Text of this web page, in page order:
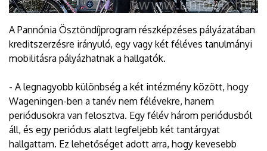
A Pannónia Ösztöndíjprogram részképzéses pályázatában
kreditszerzésre irányuló, egy vagy két féléves tanulmányi
mobilitásra pályázhatnak a hallgatók.
- A legnagyobb különbség a két intézmény között, hogy
Wageningen-ben a tanév nem félévekre, hanem
periódusokra van felosztva. Egy félév három periódusból
áll, és egy periódus alatt legfeljebb két tantárgyat
hallgattam. Ez lehetőséget adott arra, hogy kevesebb